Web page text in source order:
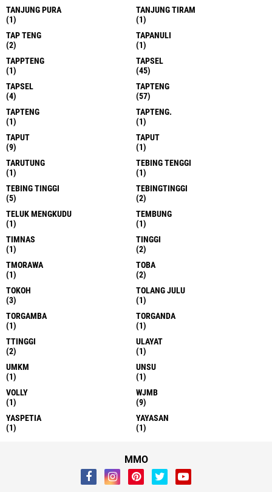
TANJUNG PURA
(1)
TANJUNG TIRAM
(1)
TAP TENG
(2)
TAPANULI
(1)
TAPPTENG
(1)
TAPSEL
(45)
TAPSEL
(4)
TAPTENG
(57)
TAPTENG
(1)
TAPTENG.
(1)
TAPUT
(9)
TAPUT
(1)
TARUTUNG
(1)
TEBING TENGGI
(1)
TEBING TINGGI
(5)
TEBINGTINGGI
(2)
TELUK MENGKUDU
(1)
TEMBUNG
(1)
TIMNAS
(1)
TINGGI
(2)
TMORAWA
(1)
TOBA
(2)
TOKOH
(3)
TOLANG JULU
(1)
TORGAMBA
(1)
TORGANDA
(1)
TTINGGI
(2)
ULAYAT
(1)
UMKM
(1)
UNSU
(1)
VOLLY
(1)
WJMB
(9)
YASPETIA
(1)
YAYASAN
(1)
MMO